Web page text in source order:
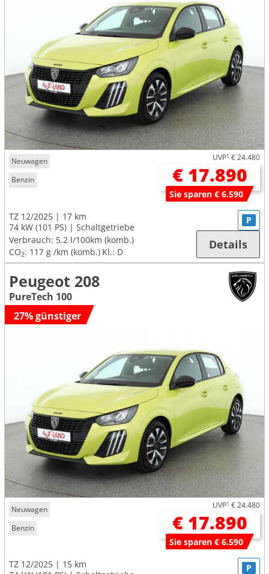
Neuwagen
Benzin
UVP1 € 24.480
€ 17.890
Sie sparen € 6.590
TZ 12/2025
17 km
74 kW (101 PS)
Schaltgetriebe
Verbrauch: 5.2 l/100km (komb.)
CO2: 117 g /km (komb.) Kl.: D
P
Details
Peugeot 208
PureTech 100
27% günstiger
Neuwagen
Benzin
UVP1 € 24.480
€ 17.890
Sie sparen € 6.590
TZ 12/2025
15 km
P